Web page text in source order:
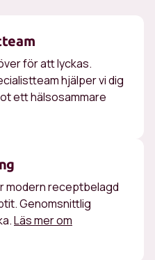
för att lyckas.
hjälper vi dig
ett hälsosammare
modern receptbelagd
Genomsnittlig
Läs mer om